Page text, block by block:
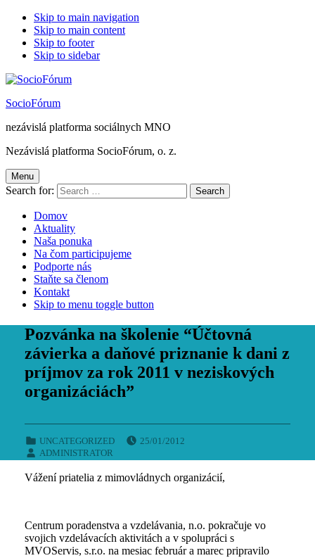
Skip to main navigation
Skip to main content
Skip to footer
Skip to sidebar
SocioFórum
nezávislá platforma sociálnych MNO
Nezávislá platforma SocioFórum, o. z.
Menu
Search for:
Domov
Aktuality
Naša ponuka
Na čom participujeme
Podporte nás
Staňte sa členom
Kontakt
Skip to menu toggle button
Pozvánka na školenie “Účtovná
závierka a daňové priznanie k dani z
príjmov za rok 2011 v neziskových
organizáciách”
CATEGORIZED IN:
UNCATEGORIZED
POSTED ON:
25/01/2012
WRITTEN BY:
ADMINISTRATOR
Vážení priatelia z mimovládnych organizácií,
Centrum poradenstva a vzdelávania, n.o. pokračuje vo
svojich vzdelávacích aktivitách a v spolupráci s
MVOServis, s.r.o. na mesiac február a marec pripravilo